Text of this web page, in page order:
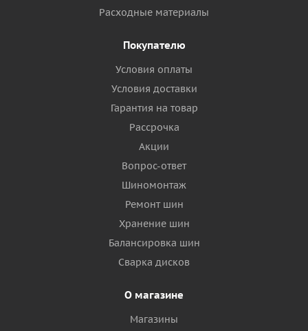
Расходные материалы
Покупателю
Условия оплаты
Условия доставки
Гарантия на товар
Рассрочка
Акции
Вопрос-ответ
Шиномонтаж
Ремонт шин
Хранение шин
Балансировка шин
Сварка дисков
О магазине
Магазины